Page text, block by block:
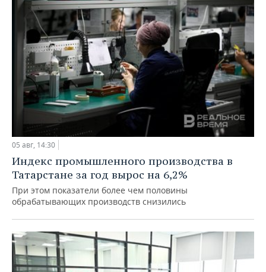
05 авг, 14:30
Индекс промышленного производства в
Татарстане за год вырос на 6,2%
При этом показатели более чем половины
обрабатывающих производств снизились